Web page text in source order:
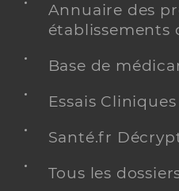
Annuaire des
établissements
Base de
Essais Cliniques
Santé.fr
Tous les